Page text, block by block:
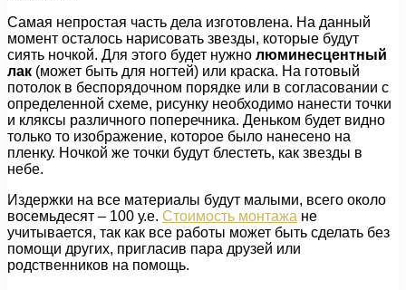
Самая непростая часть дела изготовлена. На данный
момент осталось нарисовать звезды, которые будут
сиять ночкой. Для этого будет нужно люминесцентный
лак (может быть для ногтей) или краска. На готовый
потолок в беспорядочном порядке или в согласовании с
определенной схеме, рисунку необходимо нанести точки
и кляксы различного поперечника. Деньком будет видно
только то изображение, которое было нанесено на
пленку. Ночкой же точки будут блестеть, как звезды в
небе.
Издержки на все материалы будут малыми, всего около
восемьдесят – 100 у.е. Стоимость монтажа не
учитывается, так как все работы может быть сделать без
помощи других, пригласив пара друзей или
родственников на помощь.